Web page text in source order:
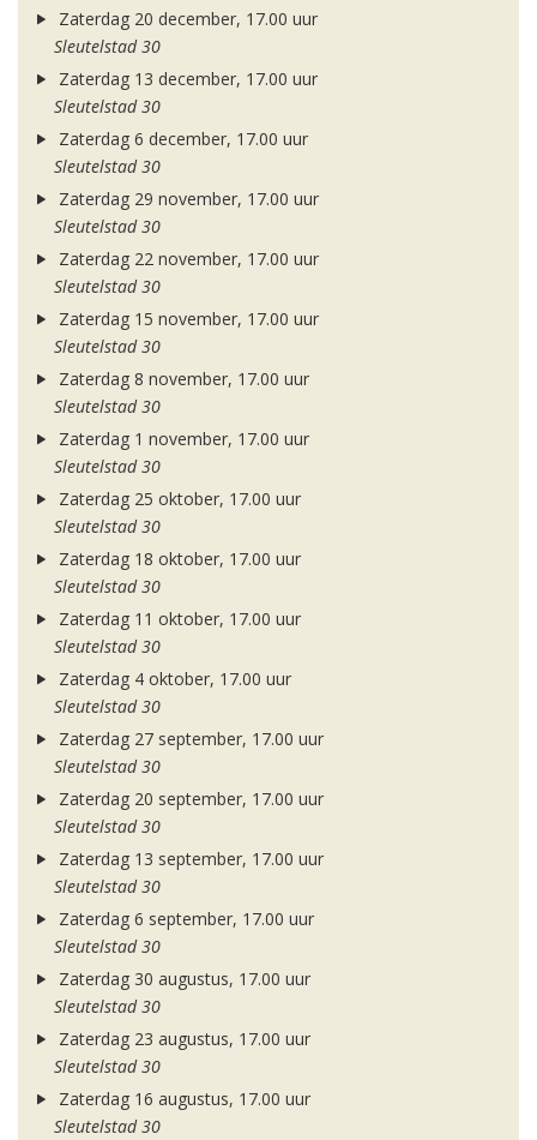
Zaterdag 20 december, 17.00 uur
Sleutelstad 30
Zaterdag 13 december, 17.00 uur
Sleutelstad 30
Zaterdag 6 december, 17.00 uur
Sleutelstad 30
Zaterdag 29 november, 17.00 uur
Sleutelstad 30
Zaterdag 22 november, 17.00 uur
Sleutelstad 30
Zaterdag 15 november, 17.00 uur
Sleutelstad 30
Zaterdag 8 november, 17.00 uur
Sleutelstad 30
Zaterdag 1 november, 17.00 uur
Sleutelstad 30
Zaterdag 25 oktober, 17.00 uur
Sleutelstad 30
Zaterdag 18 oktober, 17.00 uur
Sleutelstad 30
Zaterdag 11 oktober, 17.00 uur
Sleutelstad 30
Zaterdag 4 oktober, 17.00 uur
Sleutelstad 30
Zaterdag 27 september, 17.00 uur
Sleutelstad 30
Zaterdag 20 september, 17.00 uur
Sleutelstad 30
Zaterdag 13 september, 17.00 uur
Sleutelstad 30
Zaterdag 6 september, 17.00 uur
Sleutelstad 30
Zaterdag 30 augustus, 17.00 uur
Sleutelstad 30
Zaterdag 23 augustus, 17.00 uur
Sleutelstad 30
Zaterdag 16 augustus, 17.00 uur
Sleutelstad 30